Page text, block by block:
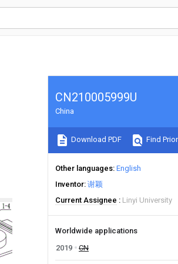
CN210005999U
China
Download PDF Find
Other languages English
Inventor 谢颖
Current Assignee
Linyi University
Worldwide applications
2019
CN